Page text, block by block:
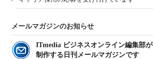
メールマガジンのお知らせ
ITmedia ビジネスオンライン編集部が
制作する日刊メールマガジンです